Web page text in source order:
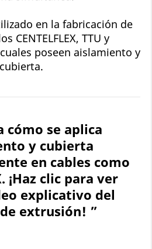
en la fabricación de
CENTELFLEX, TTU y
poseen aislamiento y
cubierta.
cómo se aplica
y cubierta
en cables como
¡Haz clic para ver
explicativo del
extrusión! ”